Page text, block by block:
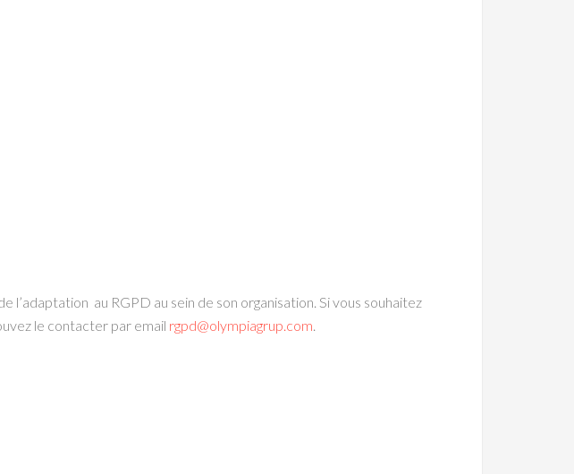
au RGPD au sein de son organisation. Si vous souhaitez
le contacter par email rgpd@olympiagrup.com.